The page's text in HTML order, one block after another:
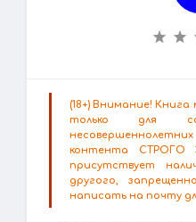
(18+) Внимание!
только для
контента СТРОГО
присутствует
другого,
написать на почту